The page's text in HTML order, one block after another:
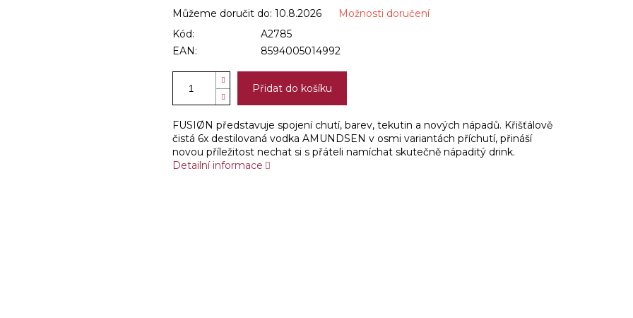
Můžeme doručit do: 10.8.2026
Možnosti doručení
Kód:
A2785
EAN:
8594005014992
Přidat do košíku
FUSIØN představuje spojení chutí, barev, tekutin a nových nápadů. Křišťálově
čistá 6x destilovaná vodka AMUNDSEN v osmi variantách příchutí, přináší
novou příležitost nechat si s přáteli namíchat skutečně nápaditý drink.
Detailní informace